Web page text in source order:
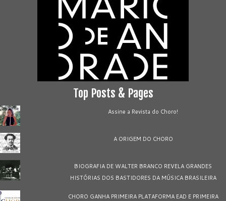
Top Posts & Pages
Assine a Revista do Choro!
A ORIGEM DO CHORO
BIOGRAFIA DE WALTER BRANCO REVELA GRANDES
HISTÓRIAS DOS BASTIDORES DA MÚSICA BRASILEIRA
CHORO GANHA PRIMEIRA PLATAFORMA EAD E PRIMEIRA